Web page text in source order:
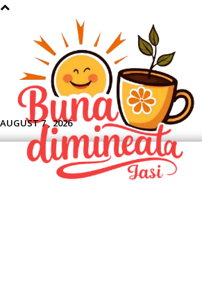
AUGUST 7 , 2026